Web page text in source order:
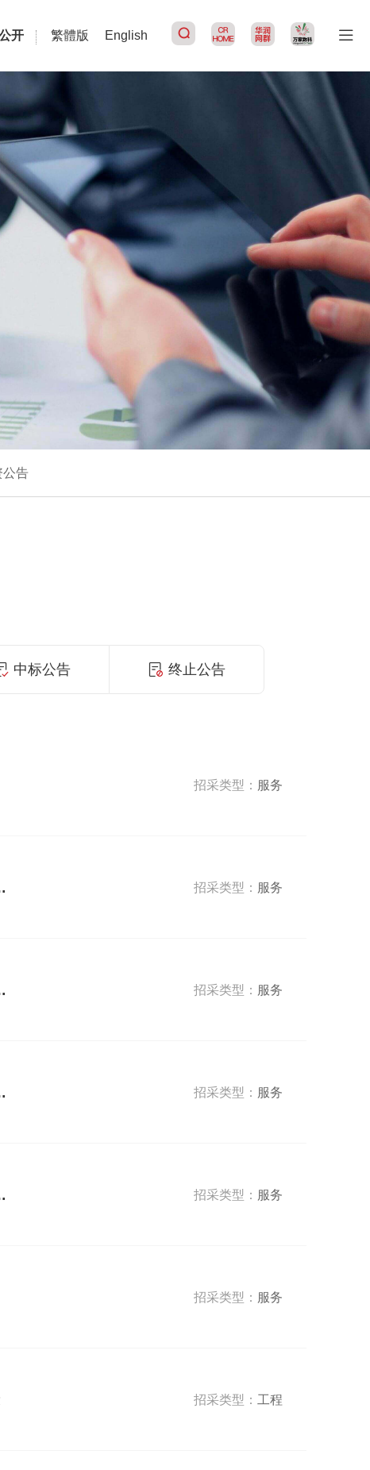
开 繁體版 English
搜索
公告
中标公告 终止公告
招采类型： 服务
招标）中标候选人公示 招采类型： 服务
务项目中标候选人公示 招采类型： 服务
项目中标候选人公示 招采类型： 服务
务项目中标候选人公示 招采类型： 服务
招采类型： 服务
招采类型： 工程